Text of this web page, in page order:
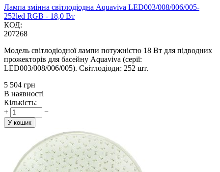
Лампа змінна світлодіодна Aquaviva LED003/008/006/005-
252led RGB - 18,0 Вт
КОД:
207268
Модель світлодіодної лампи потужністю 18 Вт для підводних
прожекторів для басейну Aquaviva (серії:
LED003/008/006/005). Світлодіоди: 252 шт.
‍5 504‍ грн
В наявності
Кількість:
+
−
У кошик